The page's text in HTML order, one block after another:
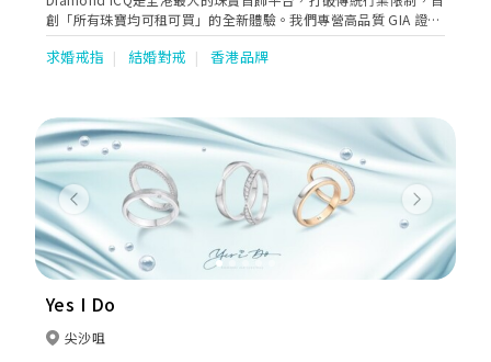
創「所有珠寶均可租可買」的全新體驗。我們專營高品質 GIA 證書
鑽石及相關婚禮珠寶，並顛覆傳統推出高級天然真鑽租借服務。無
論是出門裙褂首飾、神聖證婚白紗配飾，還是奢華晚宴大排鑽套
業珠寶顧問提供一對一尊貴試戴與選購服務，助妳完美圓夢，成為
大日子中最閃耀的高質感新娘！ 📍 聯絡我們（歡迎預約門市試
戴） 官方網站：Diamond ICQ 官方網站 旗艦店地址：尖沙咀堪富
利士道 9A 地舖（尖沙咀站步行 1 分鐘） 營業時間：每日 11:00 –
20:00 致電查詢：+852 2234 5929 WhatsApp 預約專線：+852
6477 0077
求婚戒指 結婚對戒 香港品牌
Previous Next
Yes I Do
尖沙咀